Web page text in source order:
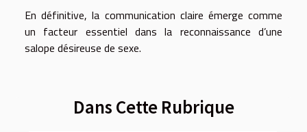
En définitive, la communication claire émerge comme
un facteur essentiel dans la reconnaissance d’une
salope désireuse de sexe.
Dans Cette Rubrique